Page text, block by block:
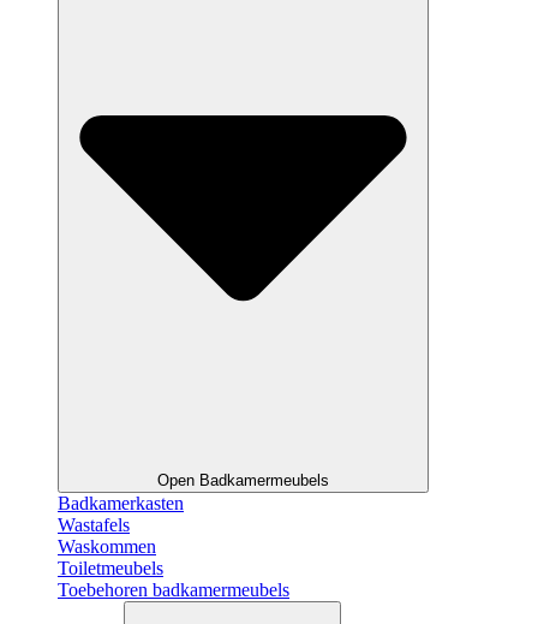
Open Badkamermeubels
Badkamerkasten
Wastafels
Waskommen
Toiletmeubels
Toebehoren badkamermeubels